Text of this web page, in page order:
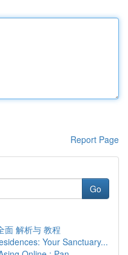
Report Page
Go
面 解析与 教程
Your Sanctuary...